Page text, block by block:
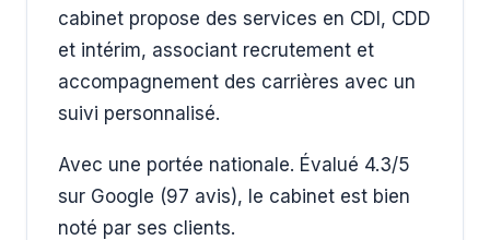
cabinet propose des services en CDI, CDD
et intérim, associant recrutement et
accompagnement des carrières avec un
suivi personnalisé.
Avec une portée nationale. Évalué 4.3/5
sur Google (97 avis), le cabinet est bien
noté par ses clients.